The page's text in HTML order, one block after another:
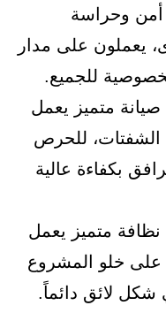
أمن وحراسة
يعملون على مدار
للجميع.
متميز يعمل
الشفتات، للحرص
بكفاءة عالية
متميز يعمل
على خلو المشروع
شكل لائق دائماً.